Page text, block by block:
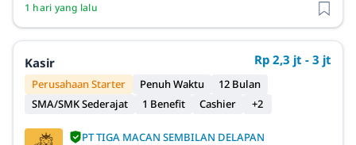
1 hari yang lalu
Kasir Rp 2,3 jt - 3 jt
Perusahaan Starter Penuh Waktu
12 Bulan
SMA/SMK Sederajat
1 Benefit Cashier +2
PT TIGA MACAN SEMBILAN DELAPAN